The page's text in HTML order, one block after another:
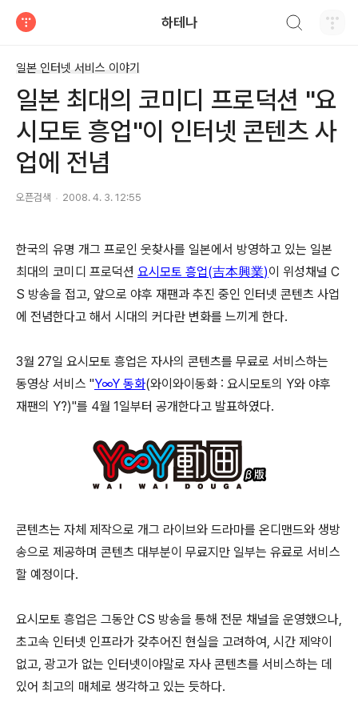
하테나
일본 인터넷 서비스 이야기
일본 최대의 코미디 프로덕션 "요
시모토 흥업"이 인터넷 콘텐츠 사
업에 전념
오픈검색 2008. 4. 3. 12:55
한국의 유명 개그 프로인 웃찾사를 일본에서 방영하고 있는 일본
최대의 코미디 프로덕션 요시모토 흥업(吉本興業)이 위성채널 C
S 방송을 접고, 앞으로 야후 재팬과 추진 중인 인터넷 콘텐츠 사업
에 전념한다고 해서 시대의 커다란 변화를 느끼게 한다.
3월 27일 요시모토 흥업은 자사의 콘텐츠를 무료로 서비스하는
동영상 서비스 "Y∞Y 동화(와이와이동화 : 요시모토의 Y와 야후
재팬의 Y?)"를 4월 1일부터 공개한다고 발표하였다.
콘텐츠는 자체 제작으로 개그 라이브와 드라마를 온디맨드와 생방
송으로 제공하며 콘텐츠 대부분이 무료지만 일부는 유료로 서비스
할 예정이다.
요시모토 흥업은 그동안 CS 방송을 통해 전문 채널을 운영했으나,
초고속 인터넷 인프라가 갖추어진 현실을 고려하여, 시간 제약이
없고, 광고가 없는 인터넷이야말로 자사 콘텐츠를 서비스하는 데
있어 최고의 매체로 생각하고 있는 듯하다.